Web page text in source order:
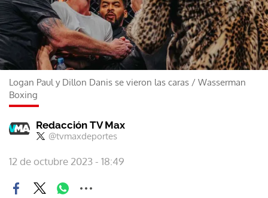
Logan Paul y Dillon Danis se vieron las caras / Wasserman
Boxing
Redacción TV Max
@tvmaxdeportes
12 de octubre 2023 - 18:49